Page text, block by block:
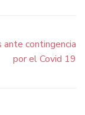
ante contingencia
por el Covid 19